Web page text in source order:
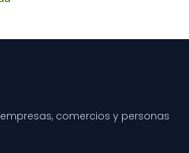
comercios y personas